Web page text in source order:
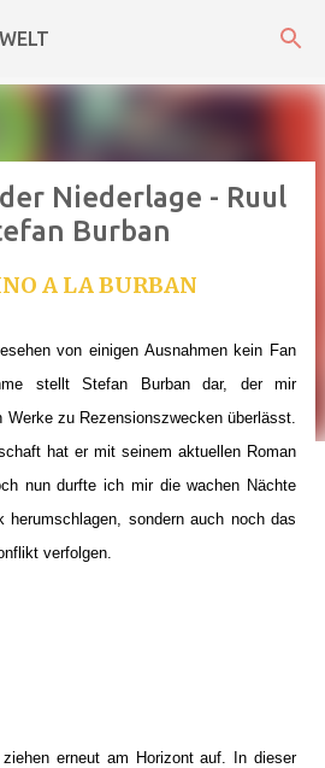
zum Hauptbereich
Niederlage - Ruul
Burban
A LA BURBAN
von einigen Ausnahmen kein Fan
stellt Stefan Burban dar, der mir
Werke zu Rezensionszwecken überlässt.
hat er mit seinem aktuellen Roman
nun durfte ich mir die wachen Nächte
sondern auch noch das
verfolgen.
erneut am Horizont auf. In dieser